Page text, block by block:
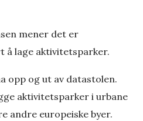
mener det er
å lage aktivitetsparker.
opp og ut av datastolen.
aktivitetsparker i urbane
andre europeiske byer.